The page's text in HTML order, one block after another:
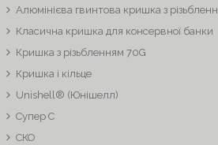
Алюмінієва гвинтова кришка з
Класична кришка для консервної банки
Кришка з різьбленням 70G
Кришка і кільце
Unishell® (Юнішелл)
Супер C
СКО